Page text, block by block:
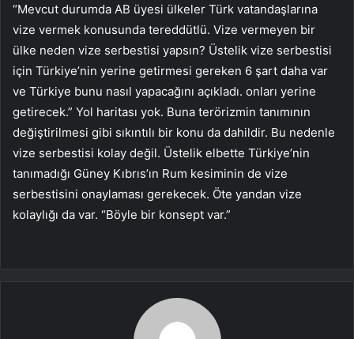
“Mevcut durumda AB üyesi ülkeler Türk vatandaşlarına
vize vermek konusunda tereddütlü. Vize vermeyen bir
ülke neden vize serbestisi yapsın? Üstelik vize serbestisi
için Türkiye’nin yerine getirmesi gereken 6 şart daha var
ve Türkiye bunu nasıl yapacağını açıkladı. onları yerine
getirecek.” Yol haritası yok. Buna terörizmin tanımının
değiştirilmesi gibi sıkıntılı bir konu da dahildir. Bu nedenle
vize serbestisi kolay değil. Üstelik elbette Türkiye’nin
tanımadığı Güney Kıbrıs’ın Rum kesiminin de vize
serbestisini onaylaması gerekecek. Öte yandan vize
kolaylığı da var. “Böyle bir konsept var.”